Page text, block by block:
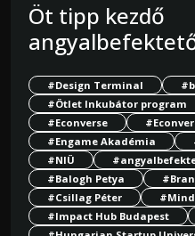
Öt tipp kezdő
#Design Terminal
#Ötlet Inkubátor program
#Econverse
#Engame Akadémia
#NIÜ
#Balogh Petya
#Csillag Péter
#Impact Hub Budapest